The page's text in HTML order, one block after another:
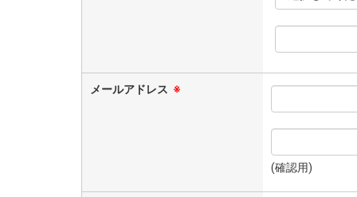
メールアドレス ※
(確認用)